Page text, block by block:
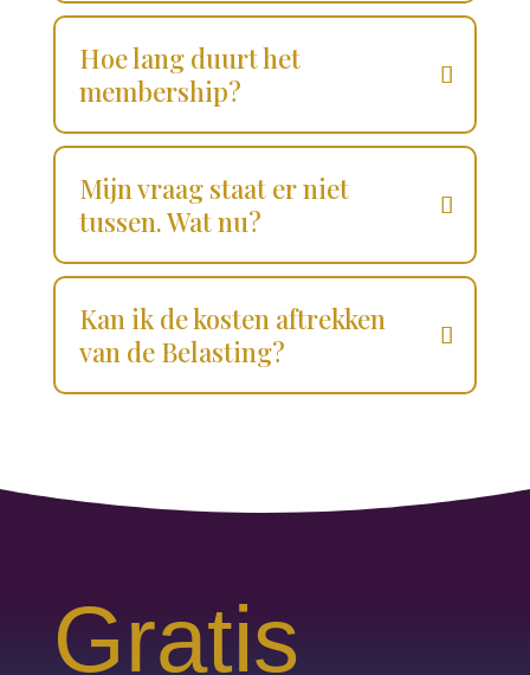
Hoe lang duurt het
membership?
Mijn vraag staat er niet
tussen. Wat nu?
Kan ik de kosten aftrekken
van de Belasting?
Gratis